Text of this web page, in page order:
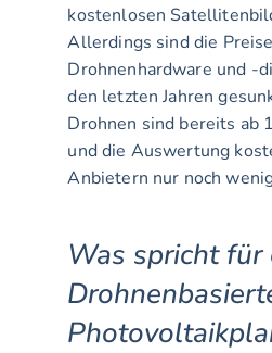
kostenlosen
Allerdings sind die
Drohnenhardware und -
den letzten Jahren
Drohnen sind bereits ab
und die Auswertung
Anbietern nur noch
Was spricht für